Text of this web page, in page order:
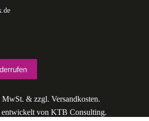
& zzgl. Versandkosten.
von KTB Consulting.